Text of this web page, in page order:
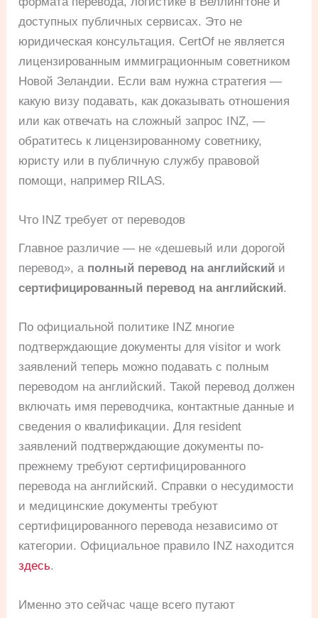
доступных публичных сервисах. Это не
юридическая консультация. CertOf не является
лицензированным иммиграционным советником
Новой Зеландии. Если вам нужна стратегия —
какую визу подавать, как доказывать отношения
или как отвечать на сложный запрос INZ, —
обратитесь к лицензированному советнику,
юристу или в публичную службу правовой
помощи, например RILAS.
Что INZ требует от переводов
Главное различие — не «дешевый или дорогой
перевод», а полный перевод на английский и
сертифицированный перевод на английский.
По официальной политике INZ многие
подтверждающие документы для visitor и work
заявлений теперь можно подавать с полным
переводом на английский. Такой перевод должен
включать имя переводчика, контактные данные и
сведения о квалификации. Для resident
заявлений подтверждающие документы по-
прежнему требуют сертифицированного
перевода на английский. Справки о несудимости
и медицинские документы требуют
сертифицированного перевода независимо от
категории. Официальное правило INZ находится
здесь.
Именно это сейчас чаще всего путают